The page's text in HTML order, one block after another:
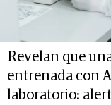
Revelan que
entrenada con
laboratorio: